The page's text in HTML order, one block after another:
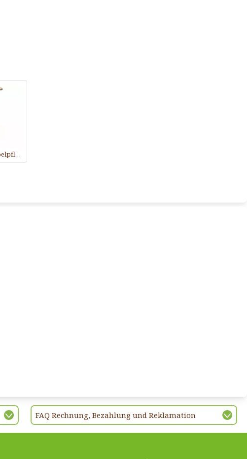
Blumenzwiebelpflanzer
FAQ Rechnung, Bezahlung und Reklamation